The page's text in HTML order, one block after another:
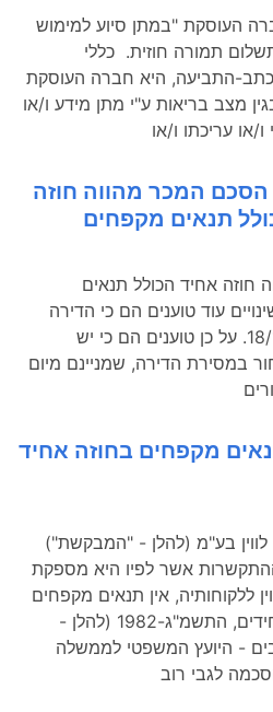
העוסקת "במתן סיוע למימוש
תמורה חוזית. כללי
התביעה, היא חברה העוסקת
מצב בריאות ע"י מתן מידע ו/או
או עריכתו ו/או
הסכם המכר מהווה חוזה
תנאים מקפחים
חוזה אחיד הכולל תנאים
מקפחים וכי יש להורות על שינויים עוד טוענים הם כי הדירה
נמסרה לידם רק ביום 18/11/10. על כן טוענים הם כי יש
חודשי איחור במסירת הדירה, שמניינם מיום
לווין בע"מ (להלן - "המבקשת")
אשר לפיו היא מספקת
ללקוחותיה, אין תנאים מקפחים
כמשמעם בחוק החוזים האחידים, התשמ"ג-1982 (להלן -
- היועץ המשפטי לממשלה
לגבי רוב